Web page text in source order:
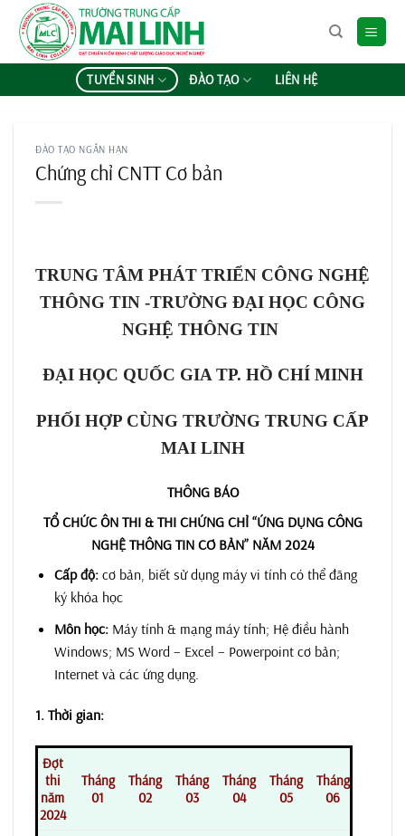
Chuyển
đến
TUYỂN SINH ĐÀO TẠO LIÊN HỆ
ĐÀO TẠO NGẮN HẠN
Chứng chỉ CNTT Cơ bản
TRUNG TÂM PHÁT TRIỂN CÔNG NGHỆ
THÔNG TIN -TRƯỜNG ĐẠI HỌC CÔNG
NGHỆ THÔNG TIN
ĐẠI HỌC QUỐC GIA TP. HỒ CHÍ MINH
PHỐI HỢP CÙNG TRƯỜNG TRUNG CẤP
MAI LINH
THÔNG BÁO
TỔ CHỨC ÔN THI & THI CHỨNG CHỈ “ỨNG DỤNG CÔNG
NGHỆ THÔNG TIN CƠ BẢN” NĂM 2024
Cấp độ:cơ bản, biết sử dụng máy vi tính có thể đăng
ký khóa học
Môn học:Máy tính & mạng máy tính; Hệ điều hành
Windows; MS Word – Excel – Powerpoint cơ bản;
Internet và các ứng dụng.
1. Thời gian:
Đợt
thi
năm
2024
Tháng
01
Tháng
02
Tháng
03
Tháng
04
Tháng
05
Tháng
06